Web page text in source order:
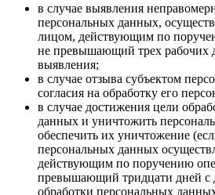
в случае выявления
персональных данных,
лицом, действующим по
не превышающий трех рабочих
выявления;
в случае отзыва субъектом
согласия на обработку его
в случае достижения цели
данных и уничтожить
обеспечить их уничтожение
персональных данных
действующим по поручению
превышающий тридцати дней с
обработки персональных